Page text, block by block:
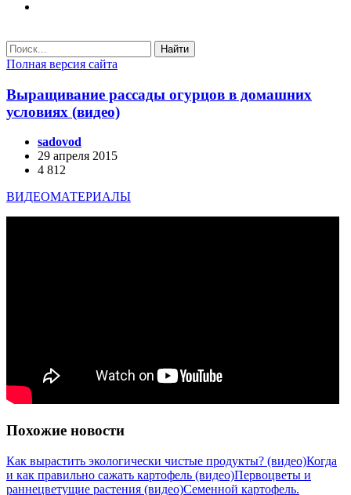
Найти
Полная версия сайта
Выращивание рассады огурцов в домашних
условиях (видео)
sadovod
29 апреля 2015
4 812
ВИДЕОМАТЕРИАЛЫ
Похожие новости
Как вырастить экологически чистые продукты? (видео)Когда
и как правильно сажать картофель (видео)Первоцветы и
раннецветущие растения (видео)Семенной картофель.